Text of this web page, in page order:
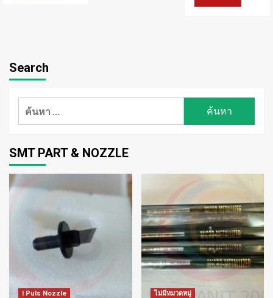
Search
ค้นหา
SMT PART & NOZZLE
I Puls Nozzle ไม่มีหมวดหมู่